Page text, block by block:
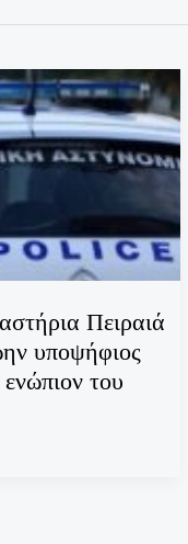
Πειραιά
υποψήφιος
του